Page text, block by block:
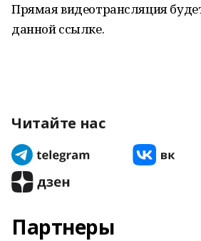
Прямая видеотрансляция
данной ссылке.
Читайте нас
Партнеры